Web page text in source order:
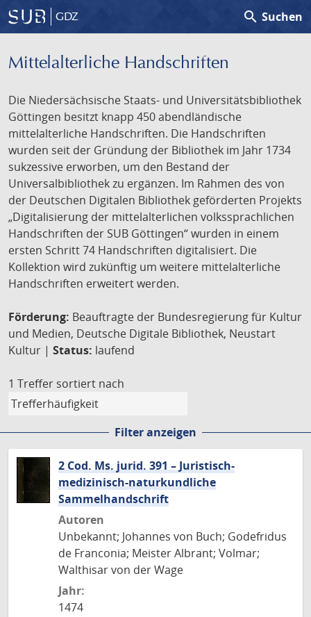
GDZ search Suchen
Mittelalterliche Handschriften
Die Niedersächsische Staats- und Universitätsbibliothek
Göttingen besitzt knapp 450 abendländische
mittelalterliche Handschriften. Die Handschriften
wurden seit der Gründung der Bibliothek im Jahr 1734
sukzessive erworben, um den Bestand der
Universalbibliothek zu ergänzen. Im Rahmen des von
der Deutschen Digitalen Bibliothek geförderten Projekts
„Digitalisierung der mittelalterlichen volkssprachlichen
Handschriften der SUB Göttingen“ wurden in einem
ersten Schritt 74 Handschriften digitalisiert. Die
Kollektion wird zukünftig um weitere mittelalterliche
Handschriften erweitert werden.
Förderung: Beauftragte der Bundesregierung für Kultur
und Medien, Deutsche Digitale Bibliothek, Neustart
Kultur | Status: laufend
1 Treffer sortiert nach
Filter anzeigen
2 Cod. Ms. jurid. 391 – Juristisch-
medizinisch-naturkundliche
Sammelhandschrift
Autoren
Unbekannt; Johannes von Buch; Godefridus
de Franconia; Meister Albrant; Volmar;
Walthisar von der Wage
Jahr:
1474